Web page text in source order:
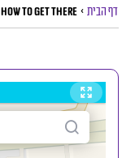
דף הבית >
How to get there